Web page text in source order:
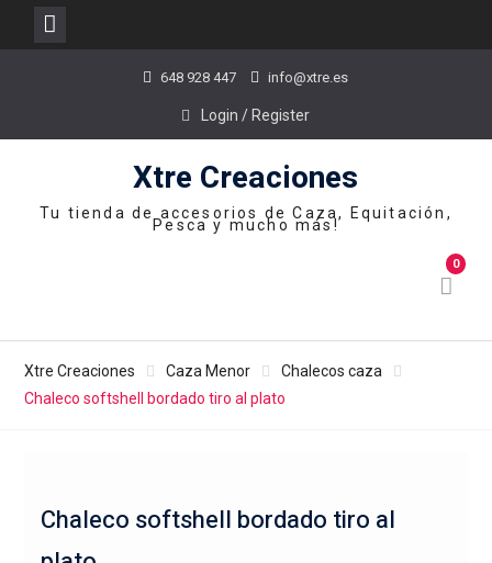
648 928 447 info@xtre.es
Login / Register
Xtre Creaciones
Tu tienda de accesorios de Caza, Equitación,
Pesca y mucho más!
0
Xtre Creaciones Caza Menor
Chalecos caza
Chaleco softshell bordado tiro al plato
Chaleco softshell bordado tiro al